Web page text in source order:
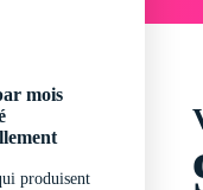
mois
produisent